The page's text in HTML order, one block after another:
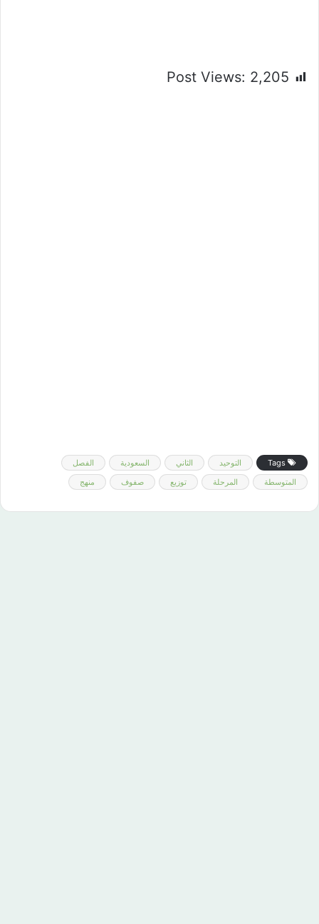
Post Views: 2,205
التوحيد الثاني السعودية
الفصل
المتوسطة
المرحلة توزيع صفوف منهج